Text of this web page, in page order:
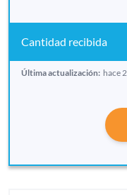
Última actualización: hace